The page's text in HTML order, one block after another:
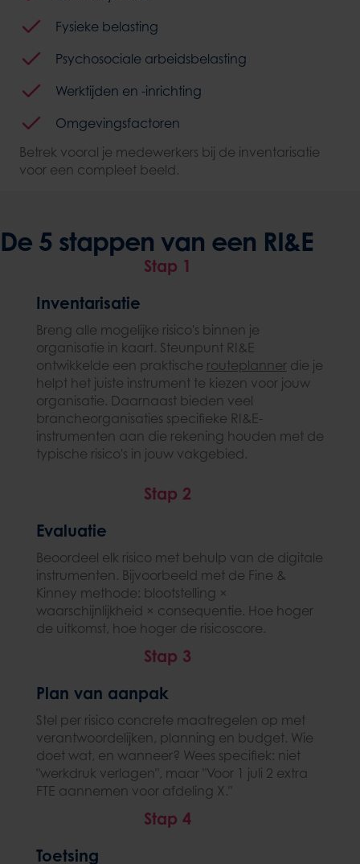
Fysieke belasting
Psychosociale arbeidsbelasting
Werktijden en -inrichting
Omgevingsfactoren
Betrek vooral je medewerkers bij de inventarisatie
voor een compleet beeld.
De 5 stappen van een RI&E
Stap 1
Inventarisatie
Breng alle mogelijke risico's binnen je
organisatie in kaart. Steunpunt RI&E
ontwikkelde een praktische routeplannerdie je
helpt het juiste instrument te kiezen voor jouw
organisatie. Daarnaast bieden veel
brancheorganisaties specifieke RI&E-
instrumenten aan die rekening houden met de
typische risico's in jouw vakgebied.
Stap 2
Evaluatie
Beoordeel elk risico met behulp van de digitale
instrumenten. Bijvoorbeeld met de Fine &
Kinney methode: blootstelling ×
waarschijnlijkheid × consequentie. Hoe hoger
de uitkomst, hoe hoger de risicoscore.
Stap 3
Plan van aanpak
Stel per risico concrete maatregelen op met
verantwoordelijken, planning en budget. Wie
doet wat, en wanneer? Wees specifiek: niet
"werkdruk verlagen", maar "Voor 1 juli 2 extra
FTE aannemen voor afdeling X."
Stap 4
Toetsing